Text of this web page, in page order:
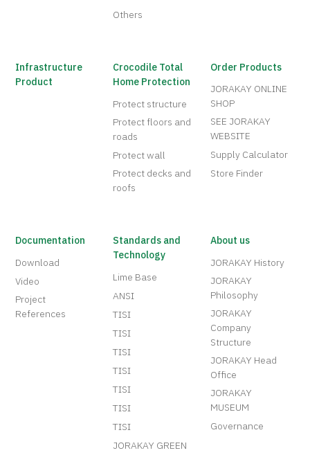
Others
Infrastructure
Product
Crocodile Total
Home Protection
Protect structure
Protect floors and
roads
Protect wall
Protect decks and
roofs
Order Products
JORAKAY ONLINE
SHOP
SEE JORAKAY
WEBSITE
Supply Calculator
Store Finder
Documentation
Download
Video
Project
References
Standards and
Technology
Lime Base
ANSI
TISI
TISI
TISI
TISI
TISI
TISI
TISI
JORAKAY GREEN
About us
JORAKAY History
JORAKAY
Philosophy
JORAKAY
Company
Structure
JORAKAY Head
Office
JORAKAY
MUSEUM
Governance